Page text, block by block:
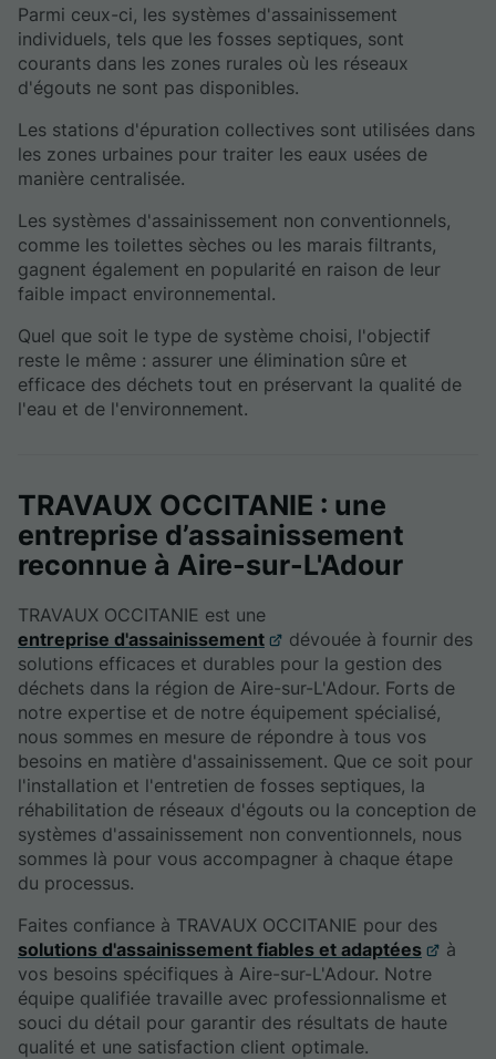
Parmi ceux-ci, les systèmes d'assainissement
individuels, tels que les fosses septiques, sont
courants dans les zones rurales où les réseaux
d'égouts ne sont pas disponibles.
Les stations d'épuration collectives sont utilisées dans
les zones urbaines pour traiter les eaux usées de
manière centralisée.
Les systèmes d'assainissement non conventionnels,
comme les toilettes sèches ou les marais filtrants,
gagnent également en popularité en raison de leur
faible impact environnemental.
Quel que soit le type de système choisi, l'objectif
reste le même : assurer une élimination sûre et
efficace des déchets tout en préservant la qualité de
l'eau et de l'environnement.
TRAVAUX OCCITANIE : une
entreprise d’assainissement
reconnue à Aire-sur-L'Adour
TRAVAUX OCCITANIE est une
entreprise d'assainissement
dévouée à fournir des
solutions efficaces et durables pour la gestion des
déchets dans la région de Aire-sur-L'Adour. Forts de
notre expertise et de notre équipement spécialisé,
nous sommes en mesure de répondre à tous vos
besoins en matière d'assainissement. Que ce soit pour
l'installation et l'entretien de fosses septiques, la
réhabilitation de réseaux d'égouts ou la conception de
systèmes d'assainissement non conventionnels, nous
sommes là pour vous accompagner à chaque étape
du processus.
Faites confiance à TRAVAUX OCCITANIE pour des
solutions d'assainissement fiables et adaptées
à
vos besoins spécifiques à Aire-sur-L'Adour. Notre
équipe qualifiée travaille avec professionnalisme et
souci du détail pour garantir des résultats de haute
qualité et une satisfaction client optimale.